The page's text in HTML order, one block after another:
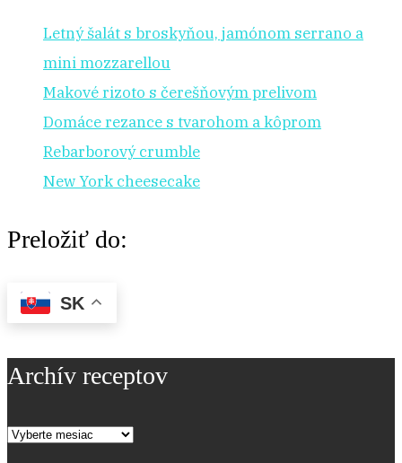
Letný šalát s broskyňou, jamónom serrano a
mini mozzarellou
Makové rizoto s čerešňovým prelivom
Domáce rezance s tvarohom a kôprom
Rebarborový crumble
New York cheesecake
Preložiť do:
SK
Archív receptov
Archív